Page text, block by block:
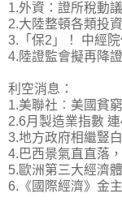
1.外資：證所稅動
2.大陸整頓各類投
3.「保2」！ 中經
4.陸證監會擬再降
利空消息：
1.美聯社︰美國貧
2.6月製造業指數
3.地方政府相繼豎
4.巴西景氣直直落
5.歐洲第三大經濟
6.《國際經濟》金